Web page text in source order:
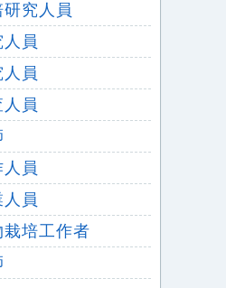
究人員
員
員
員
員
員
栽培工作者